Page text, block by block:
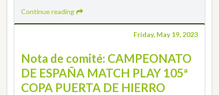
Continue reading
Friday, May 19, 2023
Nota de comité: CAMPEONATO
DE ESPAÑA MATCH PLAY 105ª
COPA PUERTA DE HIERRO